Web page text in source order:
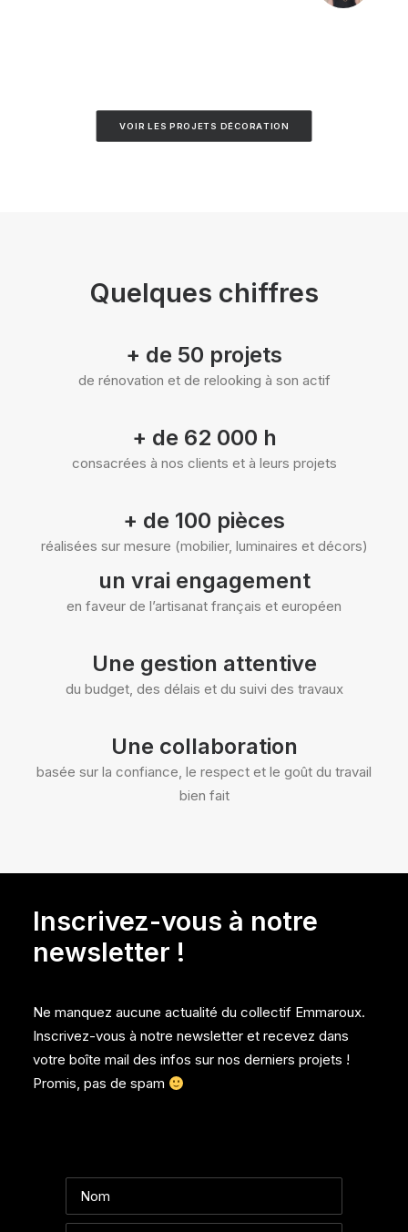
VOIR LES PROJETS DÉCORATION
Quelques chiffres
+ de 50 projets
de rénovation et de relooking à son actif
+ de 62 000 h
consacrées à nos clients et à leurs projets
+ de 100 pièces
réalisées sur mesure (mobilier, luminaires et décors)
un vrai engagement
en faveur de l’artisanat français et européen
Une gestion attentive
du budget, des délais et du suivi des travaux
Une collaboration
basée sur la confiance, le respect et le goût du travail
bien fait
Inscrivez-vous à notre
newsletter !
Ne manquez aucune actualité du collectif Emmaroux.
Inscrivez-vous à notre newsletter et recevez dans
votre boîte mail des infos sur nos derniers projets !
Promis, pas de spam